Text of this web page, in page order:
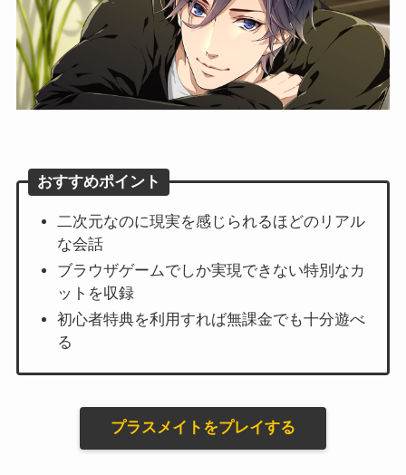
おすすめポイント
二次元なのに現実を感じられるほどのリアル
な会話
ブラウザゲームでしか実現できない特別なカ
ットを収録
初心者特典を利用すれば無課金でも十分遊べ
る
プラスメイトをプレイする